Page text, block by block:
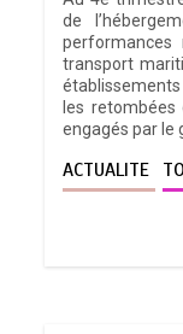
de
performances
transport
les
engagés par le
ACTUALITE